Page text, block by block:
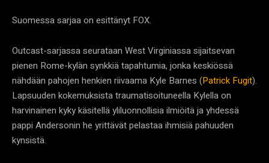
Suomessa sarjaa on esittänyt FOX.
Outcast-sarjassa seurataan West Virginiassa sijaitsevan
pienen Rome-kylän synkkiä tapahtumia, jonka keskiössä
nähdään pahojen henkien riivaama Kyle Barnes (Patrick Fugit).
Lapsuuden kokemuksista traumatisoituneella Kylella on
harvinainen kyky käsitellä yliluonnollisia ilmiöitä ja yhdessä
pappi Andersonin he yrittävät pelastaa ihmisiä pahuuden
kynsistä.